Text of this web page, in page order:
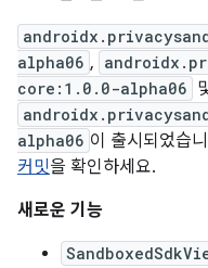
alpha06 ,
core:1.0.0-alpha06
alpha06 이 출시되었습
커밋을 확인하세요.
새로운 기능